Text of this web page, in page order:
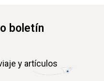
boletín
y artículos